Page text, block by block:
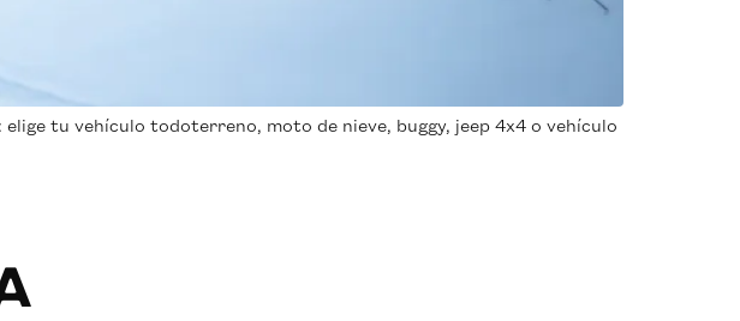
tu vehículo todoterreno, moto de nieve, buggy, jeep 4x4 o vehículo